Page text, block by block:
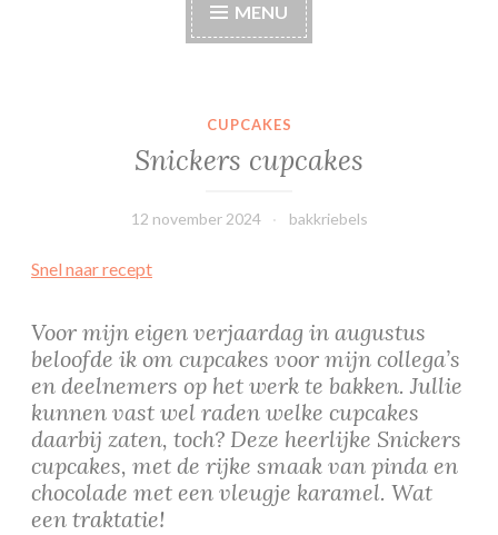
MENU
CUPCAKES
Snickers cupcakes
12 november 2024 bakkriebels
Snel naar recept
Voor mijn eigen verjaardag in augustus
beloofde ik om cupcakes voor mijn collega’s
en deelnemers op het werk te bakken. Jullie
kunnen vast wel raden welke cupcakes
daarbij zaten, toch? Deze heerlijke Snickers
cupcakes, met de rijke smaak van pinda en
chocolade met een vleugje karamel. Wat
een traktatie!